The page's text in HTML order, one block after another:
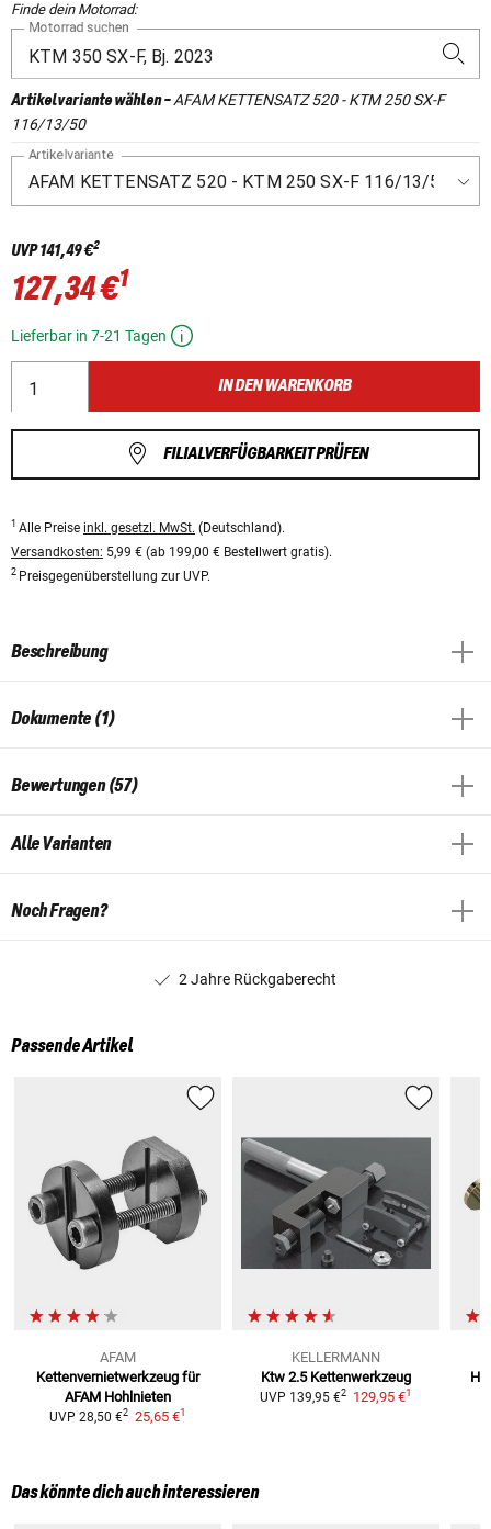
Finde dein Motorrad:
Motorrad suchen
Artikelvariante wählen-AFAM KETTENSATZ 520 - KTM 250 SX-F
116/13/50
Artikelvariante
UVP141,49 €2
127,34 €1
Lieferbar in 7-21 Tagen
IN DEN WARENKORB
FILIALVERFÜGBARKEIT PRÜFEN
1 Alle Preise inkl. gesetzl. MwSt. (Deutschland).
Versandkosten: 5,99 € (ab 199,00 € Bestellwert gratis).
2 Preisgegenüberstellung zur UVP.
Beschreibung
Dokumente (1)
Bewertungen (57)
Alle Varianten
Noch Fragen?
2 Jahre Rückgaberecht
Passende Artikel
AFAM
Kettenvernietwerkzeug für
AFAM Hohlnieten
UVP 28,50 €2 25,65 €1
KELLERMANN
Ktw 2.5 Kettenwerkzeug
UVP 139,95 €2 129,95 €1
Das könnte dich auch interessieren